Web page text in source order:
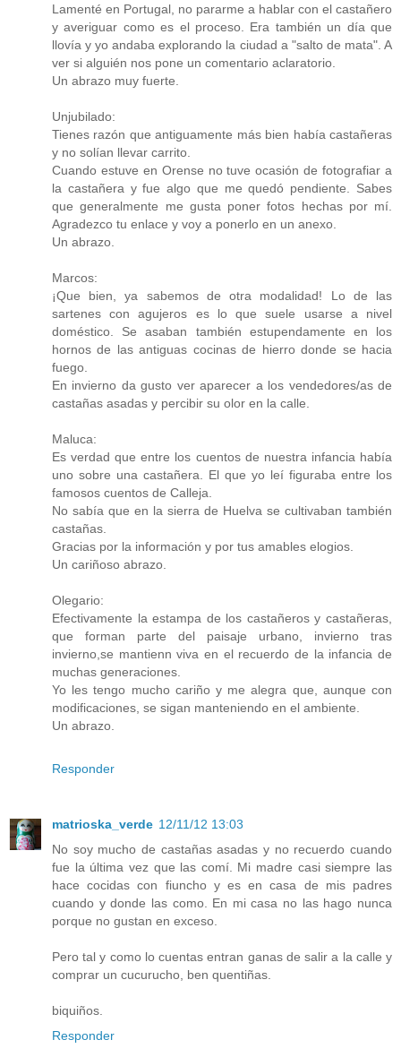
Lamenté en Portugal, no pararme a hablar con el castañero
y averiguar como es el proceso. Era también un día que
llovía y yo andaba explorando la ciudad a "salto de mata". A
ver si alguién nos pone un comentario aclaratorio.
Un abrazo muy fuerte.
Unjubilado:
Tienes razón que antiguamente más bien había castañeras
y no solían llevar carrito.
Cuando estuve en Orense no tuve ocasión de fotografiar a
la castañera y fue algo que me quedó pendiente. Sabes
que generalmente me gusta poner fotos hechas por mí.
Agradezco tu enlace y voy a ponerlo en un anexo.
Un abrazo.
Marcos:
¡Que bien, ya sabemos de otra modalidad! Lo de las
sartenes con agujeros es lo que suele usarse a nivel
doméstico. Se asaban también estupendamente en los
hornos de las antiguas cocinas de hierro donde se hacia
fuego.
En invierno da gusto ver aparecer a los vendedores/as de
castañas asadas y percibir su olor en la calle.
Maluca:
Es verdad que entre los cuentos de nuestra infancia había
uno sobre una castañera. El que yo leí figuraba entre los
famosos cuentos de Calleja.
No sabía que en la sierra de Huelva se cultivaban también
castañas.
Gracias por la información y por tus amables elogios.
Un cariñoso abrazo.
Olegario:
Efectivamente la estampa de los castañeros y castañeras,
que forman parte del paisaje urbano, invierno tras
invierno,se mantienn viva en el recuerdo de la infancia de
muchas generaciones.
Yo les tengo mucho cariño y me alegra que, aunque con
modificaciones, se sigan manteniendo en el ambiente.
Un abrazo.
Responder
matrioska_verde 12/11/12 13:03
No soy mucho de castañas asadas y no recuerdo cuando
fue la última vez que las comí. Mi madre casi siempre las
hace cocidas con fiuncho y es en casa de mis padres
cuando y donde las como. En mi casa no las hago nunca
porque no gustan en exceso.
Pero tal y como lo cuentas entran ganas de salir a la calle y
comprar un cucurucho, ben quentiñas.
biquiños.
Responder